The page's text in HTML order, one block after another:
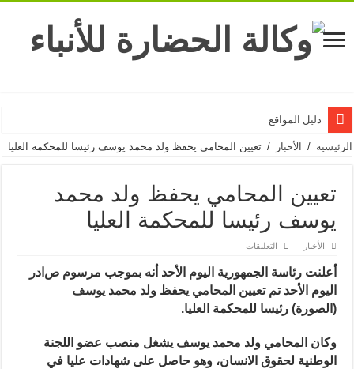
دليل المواقع
الرئيسية / الأخبار / تعيين المحامي يحفظ ولد محمد يوسف رئيسا للمحكمة العليا
تعيين المحامي يحفظ ولد محمد
يوسف رئيسا للمحكمة العليا
الأخبار التعليقات
يحفظ
ولد
محمد
يوسف
مغلقة
أعلنت رئاسة الجمهورية اليوم الأحد أنه بموجب مرسوم ص ادر
اليوم الأحد تم تعيين المحامي يحفظ ولد محمد يوسف
(الصورة) رئيسا للمحكمة العليا.
وكان المحامي ولد محمد يوسف يشغل منصب عضو اللجنة
الوطنية لحقوق الانسان، وهو حاصل على شهادات عليا في